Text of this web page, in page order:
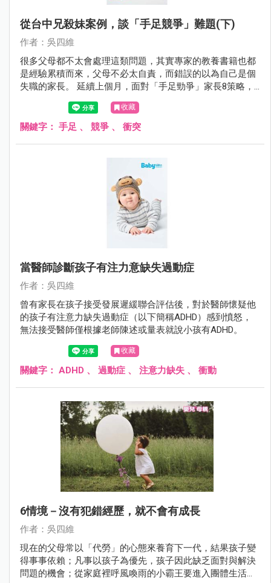
從台中兄殺妹案例，談「手足競爭」難題(下)
作者：吳四維
很多父母都不太會處理這類問題，其實專家的教養書籍也都
是經驗累積而來，父母不必太自責，而錯誤的以為自己是個
失職的家長。 延續上個月，面對「手足勁爭」家長8策略，4
收藏
關鍵字： 手足 、 競爭 、 衝突
當醫師診斷孩子有注力意缺失過動症
作者：吳四維
曾有家長在孩子接受發展遲緩聯合評估後，對於醫師懷疑他
的孩子有注意力缺失過動症（以下簡稱ADHD）感到憤怒，
無法接受醫師僅根據老師陳述或量表就說小孩有ADHD。
收藏
關鍵字： ADHD 、 過動症 、 注意力缺失 、 衝動
6情境－沒有犯錯經歷，就不會有成長
作者：吳四維
現在的父母常以「代勞」的心態來養育下一代，結果孩子變
得事事依賴；凡事以孩子為優先，孩子因此缺乏面對與解決
問題的機會；從家庭裡呼風喚雨的小霸王要進入團體生活成